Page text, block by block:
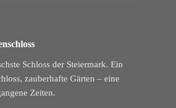
Schloss der Steiermark. Ein
zauberhafte Gärten – eine
Zeiten.